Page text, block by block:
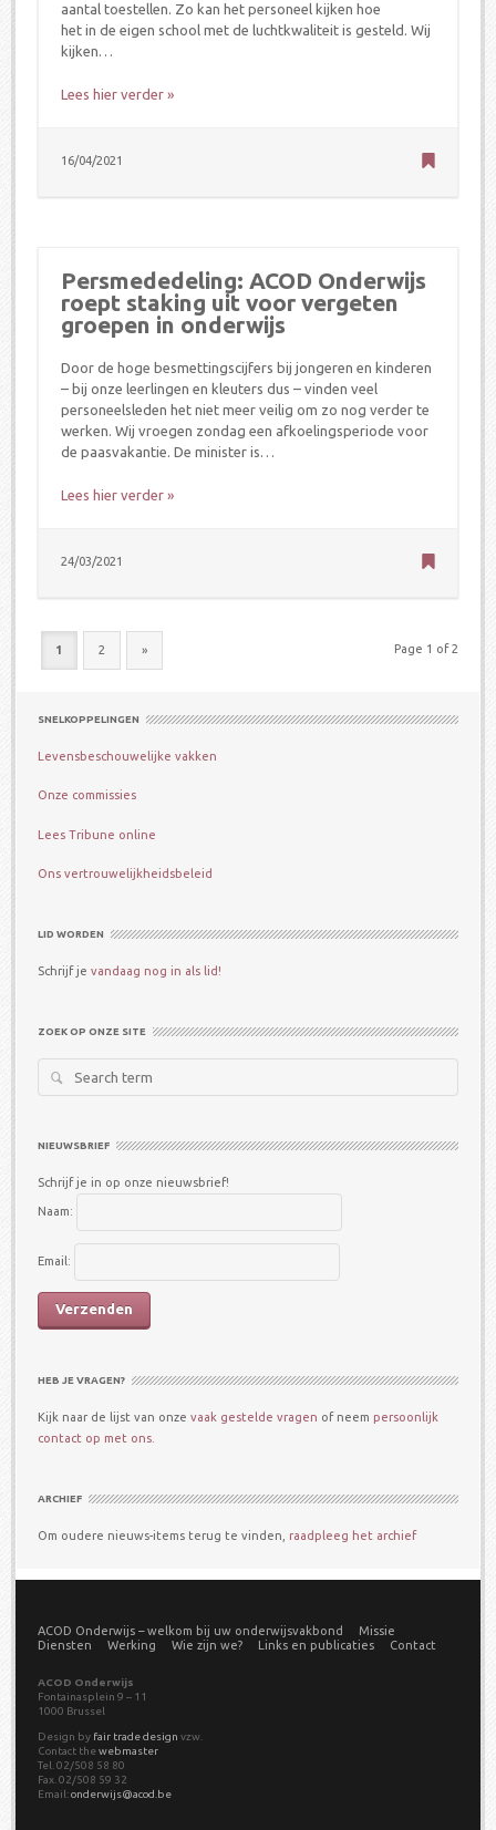
aantal toestellen. Zo kan het personeel kijken hoe
het in de eigen school met de luchtkwaliteit is gesteld. Wij
kijken…
Lees hier verder »
16/04/2021
Persmededeling: ACOD Onderwijs
roept staking uit voor vergeten
groepen in onderwijs
Door de hoge besmettingscijfers bij jongeren en kinderen
– bij onze leerlingen en kleuters dus – vinden veel
personeelsleden het niet meer veilig om zo nog verder te
werken. Wij vroegen zondag een afkoelingsperiode voor
de paasvakantie. De minister is…
Lees hier verder »
24/03/2021
Page 1 of 2
1 2 »
SNELKOPPELINGEN
Levensbeschouwelijke vakken
Onze commissies
Lees Tribune online
Ons vertrouwelijkheidsbeleid
LID WORDEN
Schrijf je vandaag nog in als lid!
ZOEK OP ONZE SITE
NIEUWSBRIEF
Schrijf je in op onze nieuwsbrief!
Naam:
Email:
HEB JE VRAGEN?
Kijk naar de lijst van onze vaak gestelde vragen of neem persoonlijk
contact op met ons.
ARCHIEF
Om oudere nieuws-items terug te vinden, raadpleeg het archief
ACOD Onderwijs – welkom bij uw onderwijsvakbond
Missie
Diensten
Werking Wie zijn we? Links en publicaties Contact
ACOD Onderwijs
Fontainasplein 9 – 11
1000 Brussel
Design by fair trade design vzw.
Contact thewebmaster
Tel. 02/508 58 80
Fax. 02/508 59 32
Email:onderwijs@acod.be